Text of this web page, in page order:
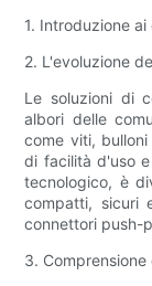
1. Introduzione
2. L'evoluzione
Le soluzioni di
albori delle
come viti,
di facilità d'uso
tecnologico, è
compatti, sicuri
connettori push-
3.